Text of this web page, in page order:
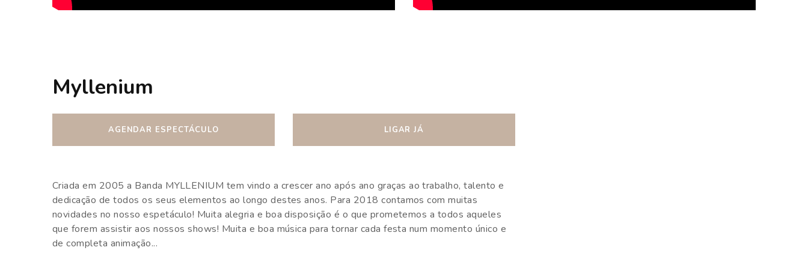
Myllenium
AGENDAR ESPECTÁCULO LIGAR JÁ
Criada em 2005 a Banda MYLLENIUM tem vindo a crescer ano após ano graças ao trabalho, talento e
dedicação de todos os seus elementos ao longo destes anos. Para 2018 contamos com muitas
novidades no nosso espetáculo! Muita alegria e boa disposição é o que prometemos a todos aqueles
que forem assistir aos nossos shows! Muita e boa música para tornar cada festa num momento único e
de completa animação...